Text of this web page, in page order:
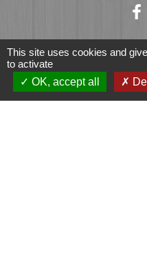
Fougères
This site uses cookies and
to activate
OK, accept all